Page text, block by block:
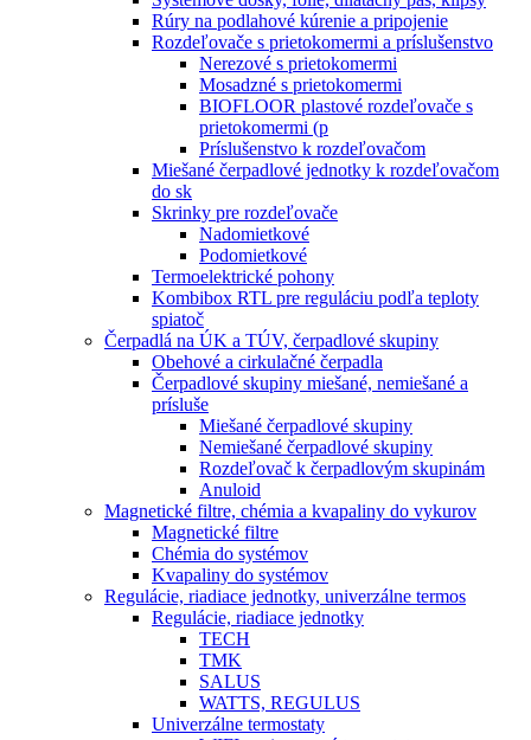
Rúry na podlahové kúrenie a pripojenie
Rozdeľovače s prietokomermi a príslušenstvo
Nerezové s prietokomermi
Mosadzné s prietokomermi
BIOFLOOR plastové rozdeľovače s
prietokomermi (p
Príslušenstvo k rozdeľovačom
Miešané čerpadlové jednotky k rozdeľovačom
do sk
Skrinky pre rozdeľovače
Nadomietkové
Podomietkové
Termoelektrické pohony
Kombibox RTL pre reguláciu podľa teploty
spiatoč
Čerpadlá na ÚK a TÚV, čerpadlové skupiny
Obehové a cirkulačné čerpadla
Čerpadlové skupiny miešané, nemiešané a
prísluše
Miešané čerpadlové skupiny
Nemiešané čerpadlové skupiny
Rozdeľovač k čerpadlovým skupinám
Anuloid
Magnetické filtre, chémia a kvapaliny do vykurov
Magnetické filtre
Chémia do systémov
Kvapaliny do systémov
Regulácie, riadiace jednotky, univerzálne termos
Regulácie, riadiace jednotky
TECH
TMK
SALUS
WATTS, REGULUS
Univerzálne termostaty